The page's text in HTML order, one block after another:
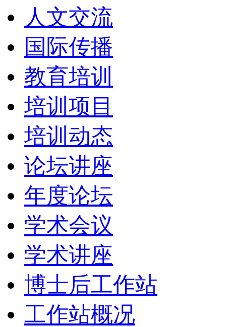
人文交流
国际传播
教育培训
培训项目
培训动态
论坛讲座
年度论坛
学术会议
学术讲座
博士后工作站
工作站概况